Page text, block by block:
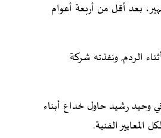
بعد أقل من أربعة أعوام
الردم, ونفذته شركة
وحيد رشيد حاول خداع أبناء
الفنية.